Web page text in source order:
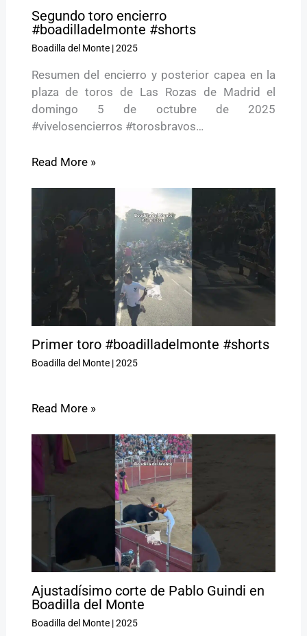
Segundo toro encierro
#boadilladelmonte #shorts
Boadilla del Monte|2025
Resumen del encierro y posterior capea en la
plaza de toros de Las Rozas de Madrid el
domingo 5 de octubre de 2025
#vivelosencierros #torosbravos…
Read More »
Primer toro #boadilladelmonte #shorts
Boadilla del Monte|2025
Read More »
Ajustadísimo corte de Pablo Guindi en
Boadilla del Monte
Boadilla del Monte|2025